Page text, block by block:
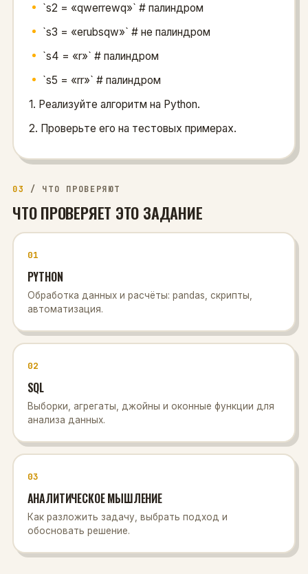
`s2 = «qwerrewq»` # палиндром
`s3 = «erubsqw»` # не палиндром
`s4 = «r»` # палиндром
`s5 = «rr»` # палиндром
1. Реализуйте алгоритм на Python.
2. Проверьте его на тестовых примерах.
03 / ЧТО ПРОВЕРЯЮТ
ЧТО ПРОВЕРЯЕТ ЭТО ЗАДАНИЕ
01
PYTHON
Обработка данных и расчёты: pandas, скрипты,
автоматизация.
02
SQL
Выборки, агрегаты, джойны и оконные функции для
анализа данных.
03
АНАЛИТИЧЕСКОЕ МЫШЛЕНИЕ
Как разложить задачу, выбрать подход и
обосновать решение.